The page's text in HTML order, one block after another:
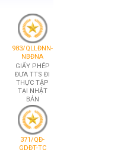
983/QLLĐNN-
NBĐNA
GIẤY PHÉP
ĐƯA TTS ĐI
THỰC TẬP
TẠI NHẬT
BẢN
371/QĐ-
GDĐT-TC